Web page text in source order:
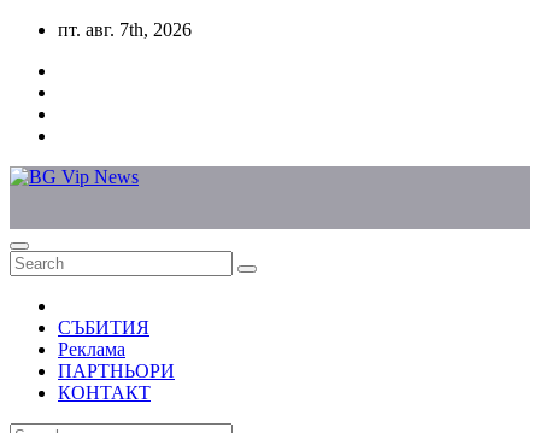
Skip
content
пт. авг. 7th, 2026
СЪБИТИЯ
Реклама
ПАРТНЬОРИ
КОНТАКТ